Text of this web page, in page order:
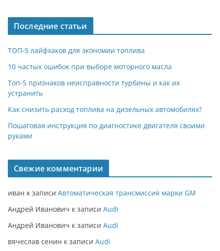
Последние статьи
ТОП-5 лайфхаков для экономии топлива
10 частых ошибок при выборе моторного масла
Топ-5 признаков неисправности турбины и как их
устранить
Как снизить расход топлива на дизельных автомобилях?
Пошаговая инструкция по диагностике двигателя своими
руками
Свежие комментарии
иван к записи Автоматическая трансмиссия марки GM
Андрей Иванович к записи Audi
Андрей Иванович к записи Audi
вячеслав сенин к записи Audi